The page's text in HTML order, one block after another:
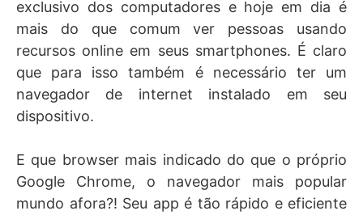
exclusivo dos computadores e hoje em dia é
mais do que comum ver pessoas usando
recursos online em seus smartphones. É claro
que para isso também é necessário ter um
navegador de internet instalado em seu
dispositivo.
E que browser mais indicado do que o próprio
Google Chrome, o navegador mais popular
mundo afora?! Seu app é tão rápido e eficiente